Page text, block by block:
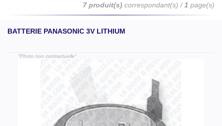
7 produit(s) correspondant(s) /1 page(s)
BATTERIE PANASONIC 3V LITHIUM
"Photo non contractuelle"